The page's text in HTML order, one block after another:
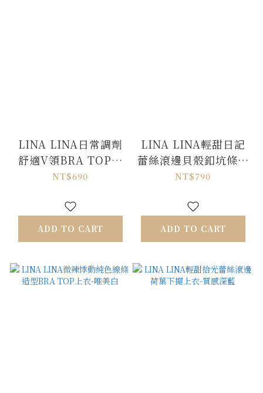
LINA LINA日常調劑
舒適V領BRA TOP上
衣-溫柔杏
NT$690
ADD TO CART
LINA LINA輕甜日記
蕾絲滾邊貝殼釦坑條上
衣-奶油杏
NT$790
ADD TO CART